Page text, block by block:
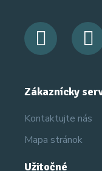
Zákaznícky
Kontaktujte nás
Mapa stránok
Užitočné